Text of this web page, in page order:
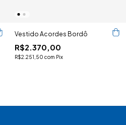
Vestido Acordes Bordô
R$2.370,00
R$2.251,50 com Pix